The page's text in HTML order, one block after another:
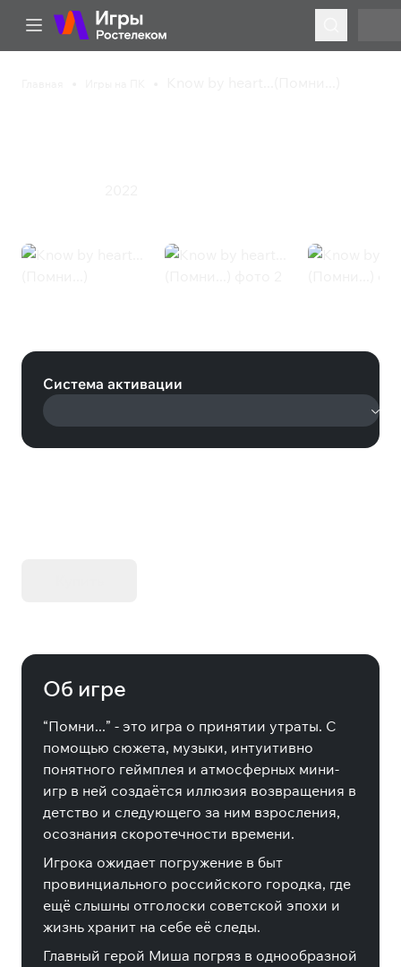
Система активации
Об игре
“Помни...” - это игра о принятии утраты. С
помощью сюжета, музыки, интуитивно
понятного геймплея и атмосферных мини-
игр в ней создаётся иллюзия возвращения в
детство и следующего за ним взросления,
осознания скоротечности времени.
Игрока ожидает погружение в быт
провинциального российского городка, где
ещё слышны отголоски советской эпохи и
жизнь хранит на себе её следы.
Главный герой Миша погряз в однообразной